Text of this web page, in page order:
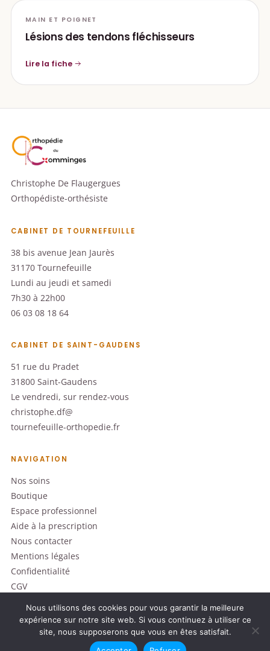
MAIN ET POIGNET
Lésions des tendons fléchisseurs
Lire la fiche
Christophe De Flaugergues
Orthopédiste-orthésiste
CABINET DE TOURNEFEUILLE
38 bis avenue Jean Jaurès
31170 Tournefeuille
Lundi au jeudi et samedi
7h30 à 22h00
06 03 08 18 64
CABINET DE SAINT-GAUDENS
51 rue du Pradet
31800 Saint-Gaudens
Le vendredi, sur rendez-vous
christophe.df@
tournefeuille-orthopedie.fr
NAVIGATION
Nos soins
Boutique
Espace professionnel
Aide à la prescription
Nous contacter
Mentions légales
Confidentialité
CGV
© 2026 Tournefeuille Orthopédie
Dispositifs médicaux · Lire attentivement la notice avant utilisation
Nous utilisons des cookies pour vous garantir la meilleure
expérience sur notre site web. Si vous continuez à utiliser ce
site, nous supposerons que vous en êtes satisfait.